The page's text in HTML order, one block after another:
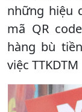
những hiệu
mã QR
hàng bù
việc